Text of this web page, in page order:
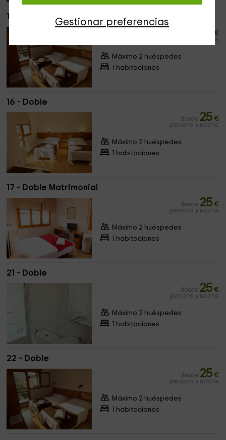
Gestionar preferencias
15 - Doble
€
persona y noche
Máximo 2 huéspedes
1 habitaciones
16 - Doble
desde 25 €
persona y noche
Máximo 2 huéspedes
1 habitaciones
17 - Doble Matrimonial
desde 25 €
persona y noche
Máximo 2 huéspedes
1 habitaciones
21 - Doble
desde 25 €
persona y noche
Máximo 2 huéspedes
1 habitaciones
22 - Doble
desde 25 €
persona y noche
Máximo 2 huéspedes
1 habitaciones